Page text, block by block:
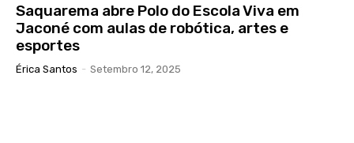
Saquarema abre Polo do Escola Viva em
Jaconé com aulas de robótica, artes e
esportes
Érica Santos - Setembro 12, 2025